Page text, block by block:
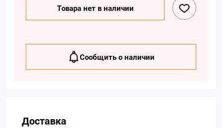
Товара нет в наличии
Сообщить о наличии
Доставка